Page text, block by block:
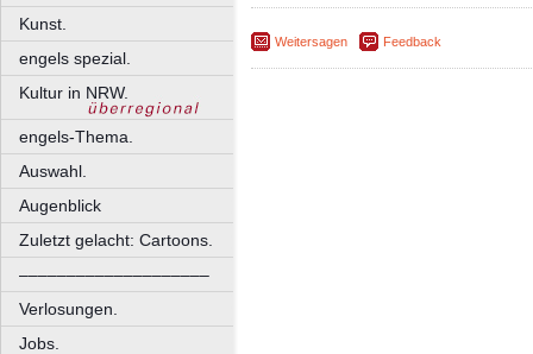
Kunst.
engels spezial.
Kultur in NRW.
engels-Thema.
Auswahl.
Augenblick
Zuletzt gelacht: Cartoons.
––––––––––––––––––––
Verlosungen.
Jobs.
Weitersagen Feedback